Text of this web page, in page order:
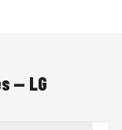
— LG